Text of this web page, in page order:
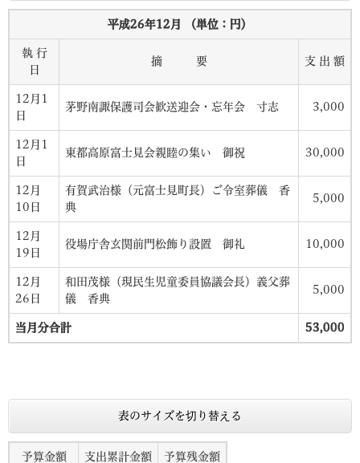
平成26年12月 （単位：円）
執 行
日
摘 要 支 出 額
12月1
日
茅野南諏保護司会歓送迎会・忘年会 寸志 3,000
12月1
日
東都高原富士見会親睦の集い 御祝 30,000
12月
10日
有賀武治様（元富士見町長）ご令室葬儀 香
典
5,000
12月
19日
役場庁舎玄関前門松飾り設置 御礼 10,000
12月
26日
和田茂様（現民生児童委員協議会長）義父葬
儀 香典
5,000
当月分合計 53,000
表のサイズを切り替える
予算金額 支出累計金額 予算残金額